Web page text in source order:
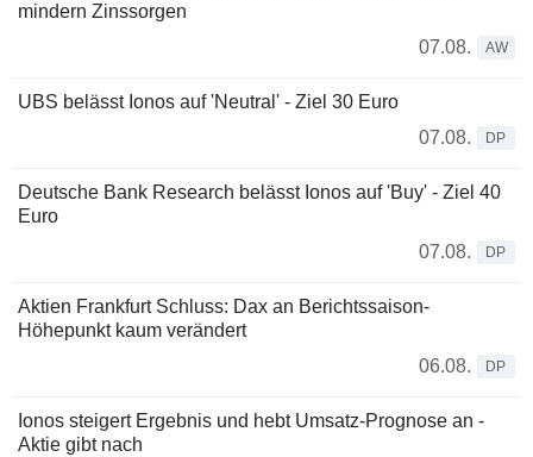
mindern Zinssorgen
07.08.
AW
UBS belässt Ionos auf 'Neutral' - Ziel 30 Euro
07.08.
DP
Deutsche Bank Research belässt Ionos auf 'Buy' - Ziel 40
Euro
07.08.
DP
Aktien Frankfurt Schluss: Dax an Berichtssaison-
Höhepunkt kaum verändert
06.08.
DP
Ionos steigert Ergebnis und hebt Umsatz-Prognose an -
Aktie gibt nach